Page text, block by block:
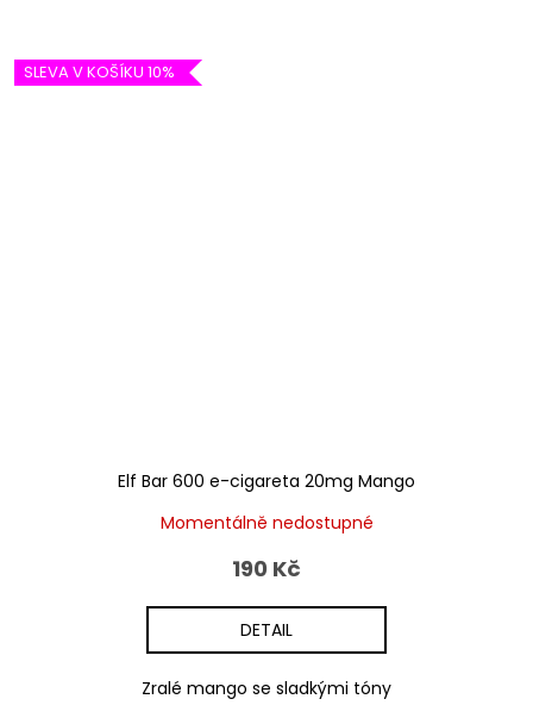
SLEVA V KOŠÍKU 10%
Elf Bar 600 e-cigareta 20mg Mango
Momentálně nedostupné
190 Kč
DETAIL
Zralé mango se sladkými tóny